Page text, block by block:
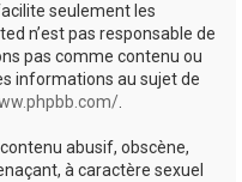
seulement les
n’est pas responsable de
pas comme contenu ou
informations au sujet de
.
abusif, obscène,
à caractère sexuel